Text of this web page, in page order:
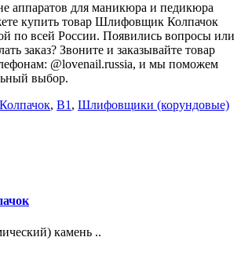
аппаратов для маникюра и педикюра
купить товар Шлифовщик Колпачок
по всей России. Появились вопросы или
заказ? Звоните и заказывайте товар
@lovenail.russia, и мы поможем
выбор.
, B1 , Шлифовщики (корундовые)
камень ..